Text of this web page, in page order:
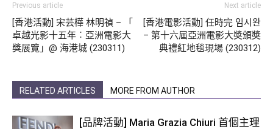
Previous article
[香港活動] 宋芸樺 林明禎 – 「
卓越光影十五年︰亞洲電影大
獎展覽」@ 海港城 (230311)
Next article
[香港電影活動] 任時完 임시완
– 第十六屆亞洲電影大奬頒奬
典禮紅地毯現場 (230312)
RELATED ARTICLES MORE FROM AUTHOR
[品牌活動] Maria Grazia Chiuri 首個主理